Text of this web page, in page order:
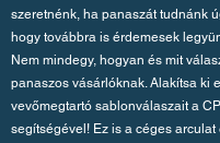
szeretnénk, ha panaszát tudnánk
hogy továbbra is érdemesek
Nem mindegy, hogyan és mit
panaszos vásárlóknak. Alakítsa ki
vevőmegtartó sablonválaszait a
segítségével! Ez is a céges arculat